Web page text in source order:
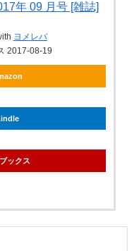
年 09 月号 [雑誌]
ヨメレバ
2017-08-19
ックス